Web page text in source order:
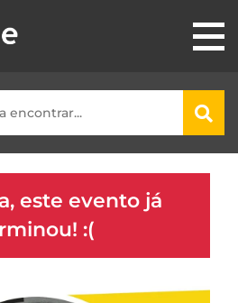
este evento já
:(